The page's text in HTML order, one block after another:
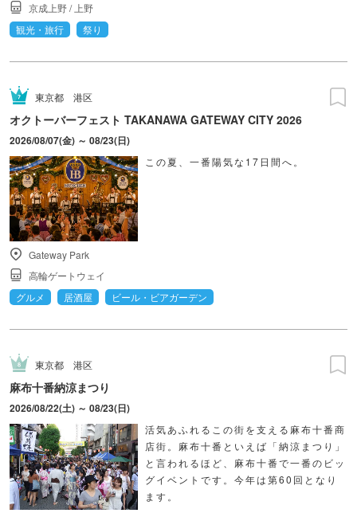
京成上野/ 上野
観光・旅行
祭り
東京都 港区
オクトーバーフェスト TAKANAWA GATEWAY CITY 2026
2026/08/07(金) ～ 08/23(日)
この夏、一番陽気な17日間へ。
Gateway Park
高輪ゲートウェイ
グルメ
居酒屋 ビール・ビアガーデン
東京都 港区
麻布十番納涼まつり
2026/08/22(土) ～ 08/23(日)
活気あふれるこの街を支える麻布十番商
店街。麻布十番といえば「納涼まつり」
と言われるほど、麻布十番で一番のビッ
グイベントです。今年は第60回となり
ます。